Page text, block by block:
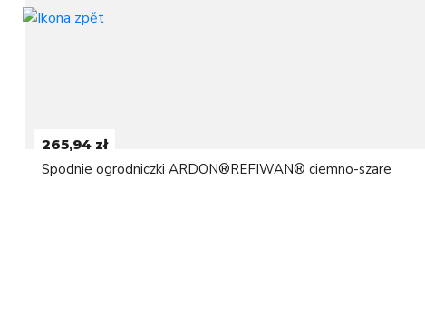
265,94 zł
Spodnie ogrodniczki ARDON®REFIWAN® ciemno-szare